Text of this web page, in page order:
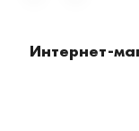
Интернет-